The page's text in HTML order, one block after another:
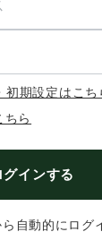
初期設定はこち
ちら
グインする
ら自動的にログ